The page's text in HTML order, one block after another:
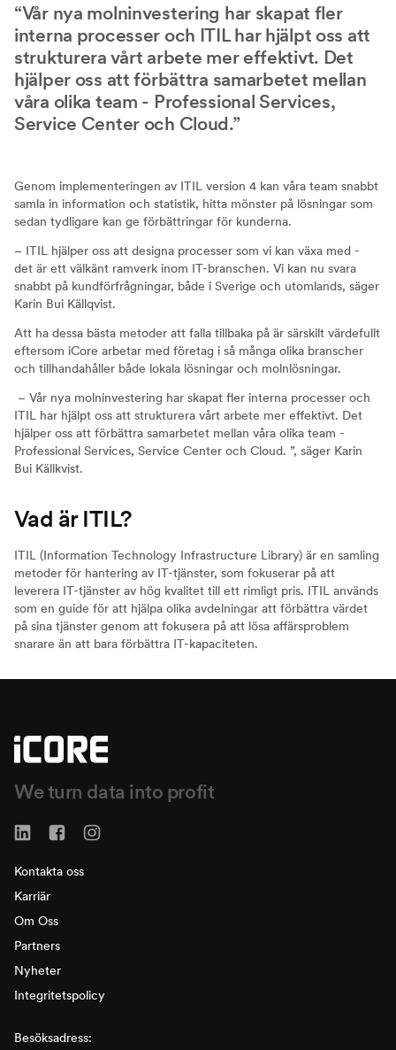
Vår nya molninvestering har skapat fler
interna processer och ITIL har hjälpt oss att
strukturera vårt arbete mer effektivt. Det
hjälper oss att förbättra samarbetet mellan
våra olika team - Professional Services,
Service Center och Cloud.
Genom implementeringen av ITIL version 4 kan våra team snabbt
samla in information och statistik, hitta mönster på lösningar som
sedan tydligare kan ge förbättringar för kunderna.
– ITIL hjälper oss att designa processer som vi kan växa med -
det är ett välkänt ramverk inom IT-branschen. Vi kan nu svara
snabbt på kundförfrågningar, både i Sverige och utomlands, säger
Karin Bui Källqvist.
Att ha dessa bästa metoder att falla tillbaka på är särskilt värdefullt
eftersom iCore arbetar med företag i så många olika branscher
och tillhandahåller både lokala lösningar och molnlösningar.
– Vår nya molninvestering har skapat fler interna processer och
ITIL har hjälpt oss att strukturera vårt arbete mer effektivt. Det
hjälper oss att förbättra samarbetet mellan våra olika team -
Professional Services, Service Center och Cloud. ”, säger Karin
Bui Källkvist.
Vad är ITIL?
ITIL (Information Technology Infrastructure Library) är en samling
metoder för hantering av IT-tjänster, som fokuserar på att
leverera IT-tjänster av hög kvalitet till ett rimligt pris. ITIL används
som en guide för att hjälpa olika avdelningar att förbättra värdet
på sina tjänster genom att fokusera på att lösa affärsproblem
snarare än att bara förbättra IT-kapaciteten.
We turn data into profit
Kontakta oss
Karriär
Om Oss
Partners
Nyheter
Integritetspolicy
Besöksadress: